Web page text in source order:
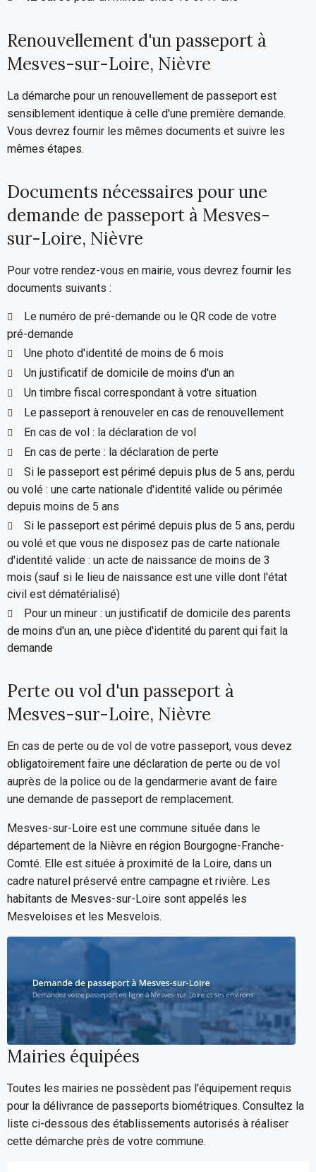
Renouvellement d'un passeport à
Mesves-sur-Loire, Nièvre
La démarche pour un renouvellement de passeport est
sensiblement identique à celle d'une première demande.
Vous devrez fournir les mêmes documents et suivre les
mêmes étapes.
Documents nécessaires pour une
demande de passeport à Mesves-
sur-Loire, Nièvre
Pour votre rendez-vous en mairie, vous devrez fournir les
documents suivants :
Le numéro de pré-demande ou le QR code de votre
pré-demande
Une photo d'identité de moins de 6 mois
Un justificatif de domicile de moins d'un an
Un timbre fiscal correspondant à votre situation
Le passeport à renouveler en cas de renouvellement
En cas de vol : la déclaration de vol
En cas de perte : la déclaration de perte
Si le passeport est périmé depuis plus de 5 ans, perdu
ou volé : une carte nationale d'identité valide ou périmée
depuis moins de 5 ans
Si le passeport est périmé depuis plus de 5 ans, perdu
ou volé et que vous ne disposez pas de carte nationale
d'identité valide : un acte de naissance de moins de 3
mois (sauf si le lieu de naissance est une ville dont l'état
civil est dématérialisé)
Pour un mineur : un justificatif de domicile des parents
de moins d'un an, une pièce d'identité du parent qui fait la
demande
Perte ou vol d'un passeport à
Mesves-sur-Loire, Nièvre
En cas de perte ou de vol de votre passeport, vous devez
obligatoirement faire une déclaration de perte ou de vol
auprès de la police ou de la gendarmerie avant de faire
une demande de passeport de remplacement.
Mesves-sur-Loire est une commune située dans le
département de la Nièvre en région Bourgogne-Franche-
Comté. Elle est située à proximité de la Loire, dans un
cadre naturel préservé entre campagne et rivière. Les
habitants de Mesves-sur-Loire sont appelés les
Mesveloises et les Mesvelois.
Mairies équipées
Toutes les mairies ne possèdent pas l'équipement requis
pour la délivrance de passeports biométriques. Consultez la
liste ci-dessous des établissements autorisés à réaliser
cette démarche près de votre commune.